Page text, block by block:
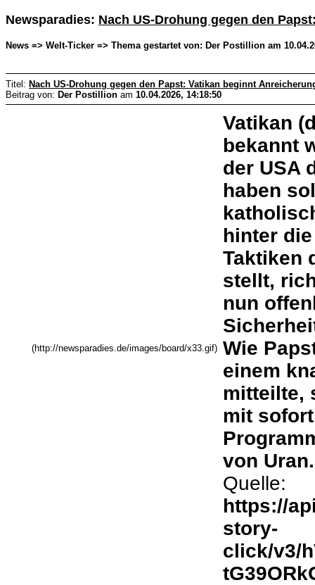
Newsparadies: Nach US-Drohung gegen den
News => Welt-Ticker => Thema gestartet von: Der Postillion am
Titel: Nach US-Drohung gegen den Papst: Vatikan beginnt
Beitrag von: Der Postillion am 10.04.2026, 14:18:50
(http://newsparadies.de/images/board/x33.gif)
Vatikan
bekannt
der USA
haben
hinter
Taktiken
stellt,
nun
Wie
einem
mitteilte,
mit
von
Quelle:
https://
story-
click/v3/